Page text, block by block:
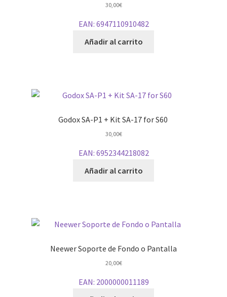
30,00€
EAN: 6947110910482
Añadir al carrito
Godox SA-P1 + Kit SA-17 for S60
30,00€
EAN: 6952344218082
Añadir al carrito
Neewer Soporte de Fondo o Pantalla
20,00€
EAN: 2000000011189